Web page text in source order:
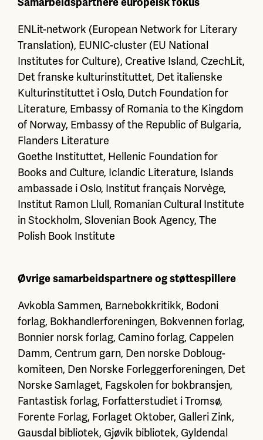
ENLit-network (European Network for Literary
Translation), EUNIC-cluster (EU National
Institutes for Culture), Creative Island, CzechLit,
Det franske kulturinstituttet, Det italienske
Kulturinstituttet i Oslo, Dutch Foundation for
Literature, Embassy of Romania to the Kingdom
of Norway, Embassy of the Republic of Bulgaria,
Flanders Literature
Goethe Instituttet, Hellenic Foundation for
Books and Culture, Iclandic Literature, Islands
ambassade i Oslo, Institut français Norvège,
Institut Ramon Llull, Romanian Cultural Institute
in Stockholm, Slovenian Book Agency, The
Polish Book Institute
Øvrige samarbeidspartnere og støttespillere
Avkobla Sammen, Barnebokkritikk, Bodoni
forlag, Bokhandlerforeningen, Bokvennen forlag,
Bonnier norsk forlag, Camino forlag, Cappelen
Damm, Centrum garn, Den norske Dobloug-
komiteen, Den Norske Forleggerforeningen, Det
Norske Samlaget, Fagskolen for bokbransjen,
Fantastisk forlag, Forfatterstudiet i Tromsø,
Forente Forlag, Forlaget Oktober, Galleri Zink,
Gausdal bibliotek, Gjøvik bibliotek, Gyldendal